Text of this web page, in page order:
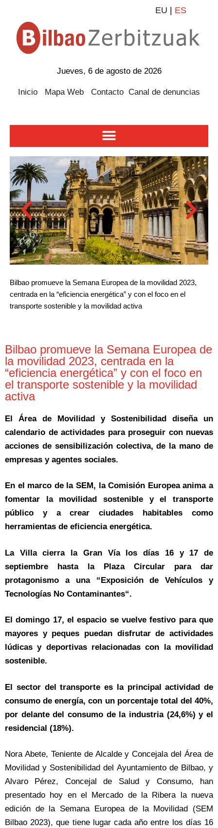
EU ES
Jueves, 6 de agosto de 2026
Inicio Mapa Web Contacto Canal de denuncias
Bilbao promueve la Semana Europea de la movilidad 2023,
centrada en la “eficiencia energética” y con el foco en el
transporte sostenible y la movilidad activa
Bilbao promueve la Semana Europea de
la movilidad 2023, centrada en la
“eficiencia energética” y con el foco en
el transporte sostenible y la movilidad
activa
El Área de Movilidad y Sostenibilidad diseña un
calendario de actividades para proseguir con nuevas
acciones de sensibilización colectiva, de la mano de
empresas y agentes sociales.
En el marco de la SEM, la Comisión Europea anima a
fomentar la movilidad sostenible y el transporte
público y a crear ciudades habitables como
herramientas de eficiencia energética.
La Villa cierra la Gran Vía los días 16 y 17 de
septiembre hasta la Plaza Circular para dar
protagonismo a una “Exposición de Vehículos y
Tecnologías No Contaminantes“.
El domingo 17, el espacio se vuelve festivo para que
mayores y peques puedan disfrutar de actividades
lúdicas y deportivas relacionadas con la movilidad
sostenible.
El sector del transporte es la principal actividad de
consumo de energía, con un porcentaje total del 40%,
por delante del consumo de la industria (24,6%) y el
residencial (18%).
Nora Abete, Teniente de Alcalde y Concejala del Área de
Movilidad y Sostenibilidad del Ayuntamiento de Bilbao, y
Alvaro Pérez, Concejal de Salud y Consumo, han
presentado hoy en el Mercado de la Ribera la nueva
edición de la Semana Europea de la Movilidad (SEM
Bilbao 2023), que tiene lugar cada año entre los días 16